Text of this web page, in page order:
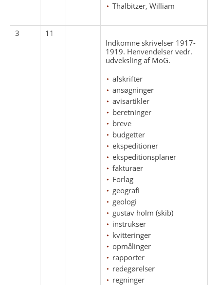
Thalbitzer, William
3
11
Indkomne skrivelser 1917-
1919. Henvendelser vedr.
udveksling af MoG.
afskrifter
ansøgninger
avisartikler
beretninger
breve
budgetter
ekspeditioner
ekspeditionsplaner
fakturaer
Forlag
geografi
geologi
gustav holm (skib)
instrukser
kvitteringer
opmålinger
rapporter
redegørelser
regninger